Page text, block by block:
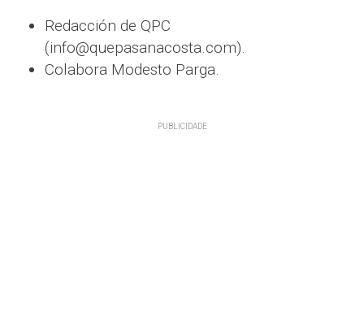
Redacción de QPC
(info@quepasanacosta.com).
Colabora Modesto Parga.